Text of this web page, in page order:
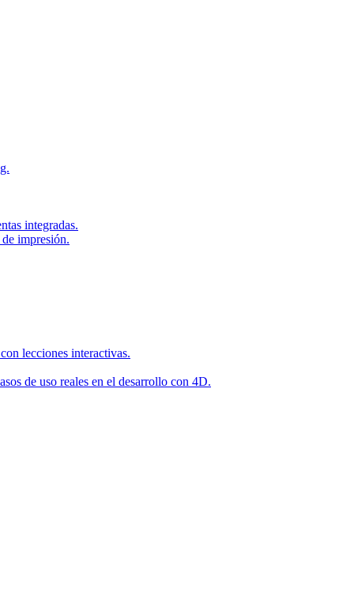
integradas.
impresión.
lecciones interactivas.
de uso reales en el desarrollo con 4D.